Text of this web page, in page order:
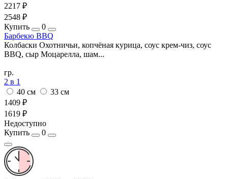
2217 ₽
2548 ₽
Купить
0
Барбекю BBQ
Колбаски Охотничьи, копчёная курица, соус крем-чиз, соус
BBQ, сыр Моцарелла, шам...
гр.
2 в 1
40 см
33 см
1409 ₽
1619 ₽
Недоступно
Купить
0